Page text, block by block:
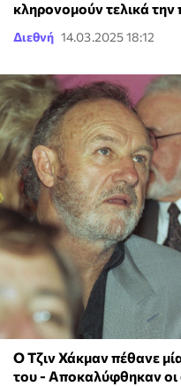
κληρονομούν τελικά την
Διεθνή 14.03.2025 18:12
Ο Τζιν Χάκμαν πέθανε
του - Αποκαλύφθηκαν οι